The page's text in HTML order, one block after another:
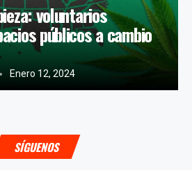
voluntarios
públicos a cambio
Enero 12, 2024
SÍGUENOS